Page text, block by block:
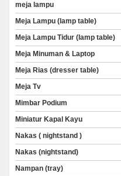
meja lampu
Meja Lampu (lamp table)
Meja Lampu Tidur (lamp table)
Meja Minuman & Laptop
Meja Rias (dresser table)
Meja Tv
Mimbar Podium
Miniatur Kapal Kayu
Nakas ( nightstand )
Nakas (nightstand)
Nampan (tray)